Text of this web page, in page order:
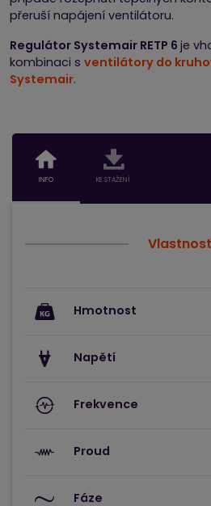
přeruší napájení ventilátoru.
Regulátor Systemair RETP 6 je
kombinaci s ventilátory do
Systemair.
INFO KE STAŽENÍ
Hmotnost
Napětí
Frekvence
Proud
Fáze